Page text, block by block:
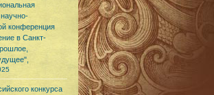
конференция
в Санкт-
конкурса